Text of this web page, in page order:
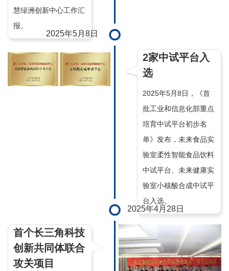
慧绿洲创新中心工作汇
报。
2家中试平台入
选
2025年5月8日，《首
批工业和信息化部重点
培育中试平台初步名
单》发布，未来食品实
验室柔性智能食品饮料
中试平台、未来健康实
验室小核酸合成中试平
台入选。
2025年5月8日
首个长三角科技
创新共同体联合
攻关项目
2025年4月28日